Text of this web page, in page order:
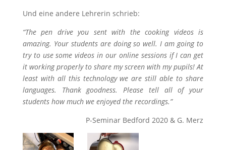
Und eine andere Lehrerin schrieb:
“The pen drive you sent with the cooking videos is
amazing. Your students are doing so well. I am going to
try to use some videos in our online sessions if I can get
it working properly to share my screen with my pupils! At
least with all this technology we are still able to share
languages. Thank goodness. Please tell all of your
students how much we enjoyed the recordings.”
P-Seminar Bedford 2020 & G. Merz